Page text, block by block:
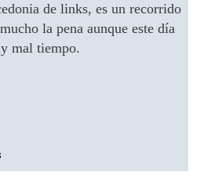
de links, es un recorrido
la pena aunque este día
mal tiempo.